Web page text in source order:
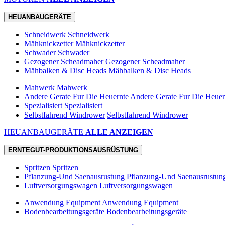
HEUANBAUGERÄTE
Schneidwerk Schneidwerk
Mähknickzetter Mähknickzetter
Schwader Schwader
Gezogener Scheadmaher Gezogener Scheadmaher
Mähbalken & Disc Heads Mähbalken & Disc Heads
Mahwerk Mahwerk
Andere Gerate Fur Die Heuernte Andere Gerate Fur Die
Spezialisiert Spezialisiert
Selbstfahrend Windrower Selbstfahrend Windrower
HEUANBAUGERÄTE ALLE ANZEIGEN
ERNTEGUT-PRODUKTIONSAUSRÜSTUNG
Spritzen Spritzen
Pflanzung-Und Saenausrustung Pflanzung-Und
Luftversorgungswagen Luftversorgungswagen
Anwendung Equipment Anwendung Equipment
Bodenbearbeitungsgeräte Bodenbearbeitungsgeräte